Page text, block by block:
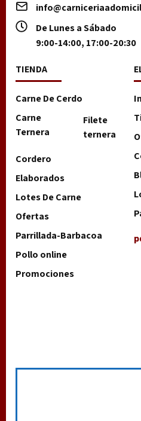
De Lunes a Sábado
9:00-14:00, 17:00-20:30
TIENDA
Carne De Cerdo
Carne
Ternera
Filete
ternera
Cordero
Elaborados
Lotes De Carne
Ofertas
Parrillada-Barbacoa
Pollo online
Promociones